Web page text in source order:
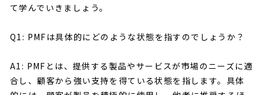
て学んでいきましょう。
Q1: PMFは具体的にどのような状態を指すのでしょうか？
A1: PMFとは、提供する製品やサービスが市場のニーズに適
合し、顧客から強い支持を得ている状態を指します。具体